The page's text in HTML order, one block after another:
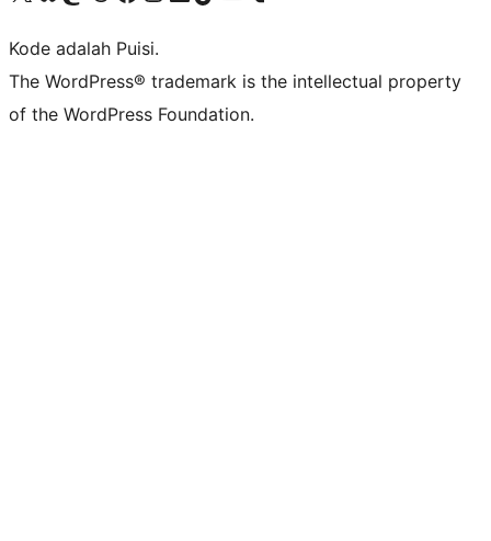
Kode adalah Puisi.
The WordPress® trademark is the intellectual property
of the WordPress Foundation.